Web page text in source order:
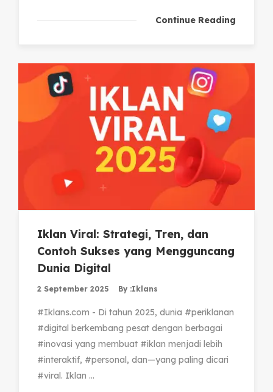
Continue Reading
Iklan Viral: Strategi, Tren, dan
Contoh Sukses yang Mengguncang
Dunia Digital
2 September 2025 By :Iklans
#Iklans.com - Di tahun 2025, dunia #periklanan
#digital berkembang pesat dengan berbagai
#inovasi yang membuat #iklan menjadi lebih
#interaktif, #personal, dan—yang paling dicari
#viral. Iklan ...